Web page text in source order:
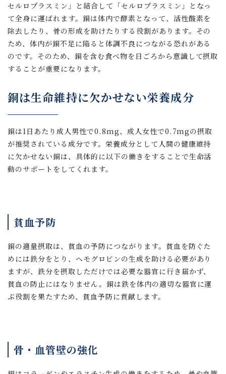
セルロプラスミン」と結合して「セルロプラスミン」となっ
て全身に運ばれます。銅は体内で酵素となって、活性酸素を
除去したり、骨の形成を助けたりする役割があります。その
ため、体内が銅不足に陥ると体調不良につながる恐れがある
のです。そのため、銅を含む食べ物を日ごろから意識して摂取
することが重要になります。
銅は生命維持に欠かせない栄養成分
銅は1日あたり成人男性で0.8mg、成人女性で0.7mgの摂取
が推奨されている成分です。栄養成分として人間の健康維持
に欠かせない銅は、具体的に以下の働きをすることで生命活
動のサポートをしてくれます。
貧血予防
銅の適量摂取は、貧血の予防につながります。貧血を防ぐた
めには鉄分をとり、ヘモグロビンの生成を助ける必要があり
ますが、鉄分を摂取しただけでは必要な器官に行き届かず、
貧血の防止にはなりません。銅は鉄を体内の適切な器官に運
ぶ役割を果たすため、貧血予防に貢献します。
骨・血管壁の強化